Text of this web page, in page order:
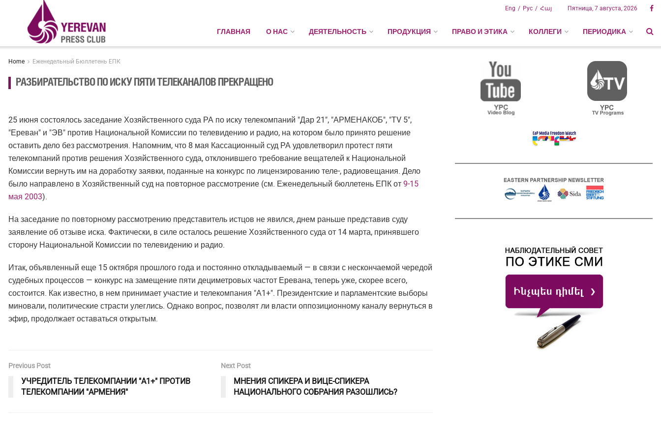
Рус Հայ
Eng Пятница, 7 августа, 2026
ГЛАВНАЯ О НАС ДЕЯТЕЛЬНОСТЬ ПРОДУКЦИЯ ПРАВО И ЭТИКА КОЛЛЕГИ ПЕРИОДИКА
Home Еженедельный Бюллетень ЕПК
РАЗБИРАТЕЛЬСТВО ПО ИСКУ ПЯТИ ТЕЛЕКАНАЛОВ ПРЕКРАЩЕНО
25 июня состоялось заседание Хозяйственного суда РА по иску телекомпаний "Дар 21", "АРМЕНАКОБ", "TV 5",
"Ереван" и "ЭВ" против Национальной Комиссии по телевидению и радио, на котором было принято решение
оставить дело без рассмотрения. Напомним, что 8 мая Кассационный суд РА удовлетворил протест пяти
телекомпаний против решения Хозяйственного суда, отклонившего требование вещателей к Национальной
Комиссии вернуть им на доработку заявки, поданные на конкурс по лицензированию теле-, радиовещания. Дело
было направлено в Хозяйственный суд на повторное рассмотрение (см. Еженедельный бюллетень ЕПК от 9-15
мая 2003).
На заседание по повторному рассмотрению представитель истцов не явился, днем раньше представив суду
заявление об отзыве иска. Фактически, в силе осталось решение Хозяйственного суда от 14 марта, принявшего
сторону Национальной Комиссии по телевидению и радио.
Итак, объявленный еще 15 октября прошлого года и постоянно откладываемый — в связи с нескончаемой чередой
судебных процессов — конкурс на замещение пяти дециметровых частот Еревана, теперь уже, скорее всего,
состоится. Как известно, в нем принимает участие и телекомпания "А1+". Президентские и парламентские выборы
миновали, политические страсти улеглись. Однако вопрос, позволят ли власти оппозиционному каналу вернуться в
эфир, продолжает оставаться открытым.
Previous Post
УЧРЕДИТЕЛЬ ТЕЛЕКОМПАНИИ "А1+" ПРОТИВ
ТЕЛЕКОМПАНИИ "АРМЕНИЯ"
Next Post
МНЕНИЯ СПИКЕРА И ВИЦЕ-СПИКЕРА
НАЦИОНАЛЬНОГО СОБРАНИЯ РАЗОШЛИСЬ?